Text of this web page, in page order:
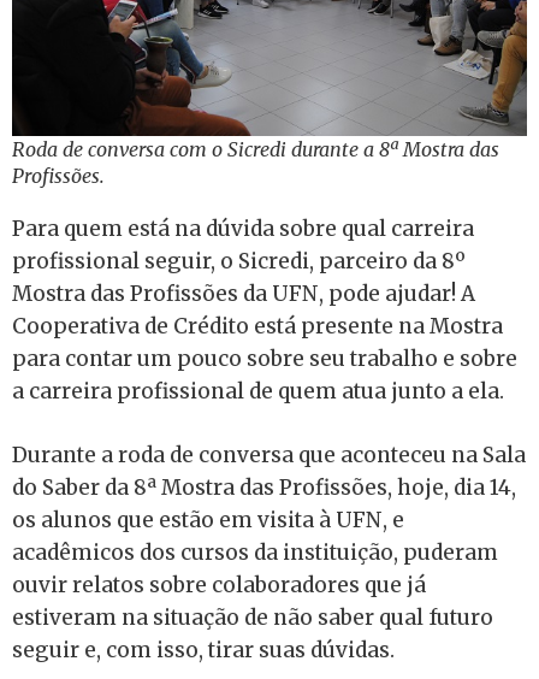
Roda de conversa com o Sicredi durante a 8ª Mostra das
Profissões.
Para quem está na dúvida sobre qual carreira
profissional seguir, o Sicredi, parceiro da 8º
Mostra das Profissões da UFN, pode ajudar! A
Cooperativa de Crédito está presente na Mostra
para contar um pouco sobre seu trabalho e sobre
a carreira profissional de quem atua junto a ela.
Durante a roda de conversa que aconteceu na Sala
do Saber da 8ª Mostra das Profissões, hoje, dia 14,
os alunos que estão em visita à UFN, e
acadêmicos dos cursos da instituição, puderam
ouvir relatos sobre colaboradores que já
estiveram na situação de não saber qual futuro
seguir e, com isso, tirar suas dúvidas.